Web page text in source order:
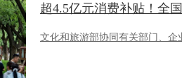
超4.5亿元消费补贴！全
文化和旅游部协同有关部门、企